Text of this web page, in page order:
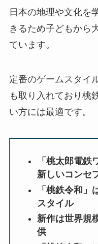
日本の地理や文化を
きるため子どもから
ています。
定番のゲームスタイ
も取り入れており桃
い方には最適です。
「桃太郎電鉄
新しいコンセ
「桃鉄令和」
スタイル
新作は世界規
供